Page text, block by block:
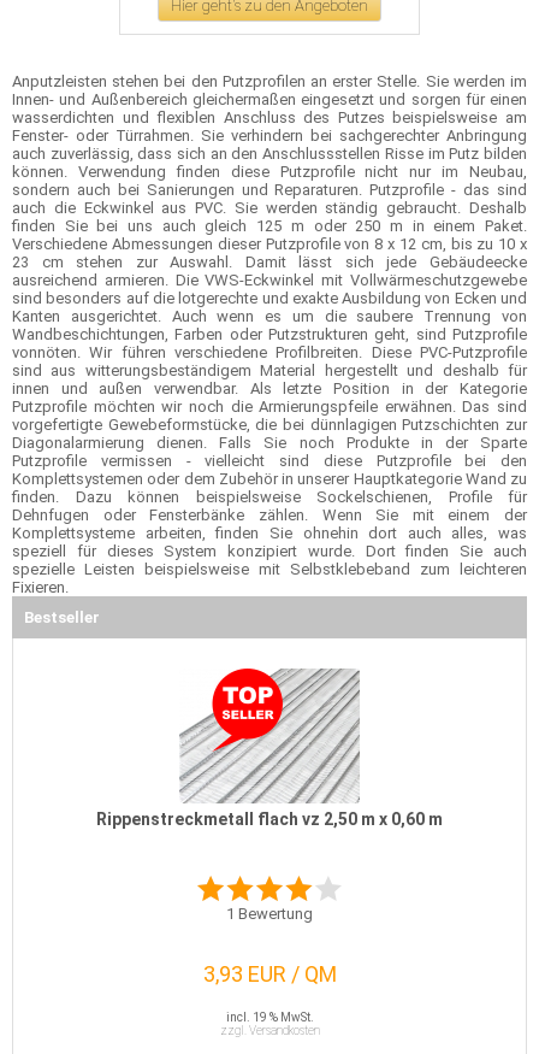
Hier geht's zu den Angeboten
Anputzleisten stehen bei den Putzprofilen an erster Stelle. Sie werden im
Innen- und Außenbereich gleichermaßen eingesetzt und sorgen für einen
wasserdichten und flexiblen Anschluss des Putzes beispielsweise am
Fenster- oder Türrahmen. Sie verhindern bei sachgerechter Anbringung
auch zuverlässig, dass sich an den Anschlussstellen Risse im Putz bilden
können. Verwendung finden diese Putzprofile nicht nur im Neubau,
sondern auch bei Sanierungen und Reparaturen. Putzprofile - das sind
auch die Eckwinkel aus PVC. Sie werden ständig gebraucht. Deshalb
finden Sie bei uns auch gleich 125 m oder 250 m in einem Paket.
Verschiedene Abmessungen dieser Putzprofile von 8 x 12 cm, bis zu 10 x
23 cm stehen zur Auswahl. Damit lässt sich jede Gebäudeecke
ausreichend armieren. Die VWS-Eckwinkel mit Vollwärmeschutzgewebe
sind besonders auf die lotgerechte und exakte Ausbildung von Ecken und
Kanten ausgerichtet. Auch wenn es um die saubere Trennung von
Wandbeschichtungen, Farben oder Putzstrukturen geht, sind Putzprofile
vonnöten. Wir führen verschiedene Profilbreiten. Diese PVC-Putzprofile
sind aus witterungsbeständigem Material hergestellt und deshalb für
innen und außen verwendbar. Als letzte Position in der Kategorie
Putzprofile möchten wir noch die Armierungspfeile erwähnen. Das sind
vorgefertigte Gewebeformstücke, die bei dünnlagigen Putzschichten zur
Diagonalarmierung dienen. Falls Sie noch Produkte in der Sparte
Putzprofile vermissen - vielleicht sind diese Putzprofile bei den
Komplettsystemen oder dem Zubehör in unserer Hauptkategorie Wand zu
finden. Dazu können beispielsweise Sockelschienen, Profile für
Dehnfugen oder Fensterbänke zählen. Wenn Sie mit einem der
Komplettsysteme arbeiten, finden Sie ohnehin dort auch alles, was
speziell für dieses System konzipiert wurde. Dort finden Sie auch
spezielle Leisten beispielsweise mit Selbstklebeband zum leichteren
Fixieren.
Bestseller
Rippenstreckmetall flach vz 2,50 m x 0,60 m
1 Bewertung
3,93 EUR / QM
incl. 19 % MwSt.
zzgl. Versandkosten